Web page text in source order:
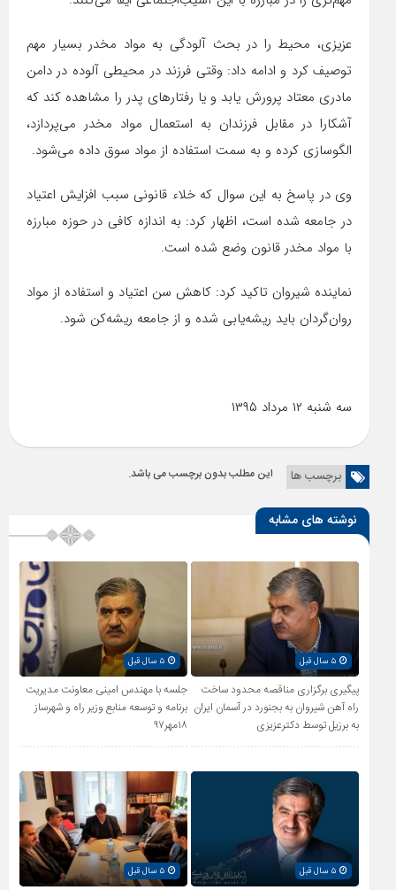
عزیزی، محیط را در بحث آلودگی به مواد مخدر بسیار مهم
توصیف کرد و ادامه داد: وقتی فرزند در محیطی آلوده در دامن
مادری معتاد پرورش یابد و یا رفتارهای پدر را مشاهده کند که
آشکارا در مقابل فرزندان به استعمال مواد مخدر می‌پردازد،
الگوسازی‌ کرده و به سمت استفاده از مواد سوق داده می‌شود.
وی در پاسخ به این سوال که خلاء قانونی سبب افزایش اعتیاد
در جامعه شده است، اظهار کرد: به اندازه کافی در حوزه مبارزه
با مواد مخدر قانون وضع شده است.
نماینده شیروان تاکید کرد: کاهش سن اعتیاد و استفاده از مواد
روان‌گردان باید ریشه‌یابی شده و از جامعه ریشه‌کن شود.
سه شنبه ۱۲ مرداد ۱۳۹۵
برچسب ها این مطلب بدون برچسب می باشد.
نوشته های مشابه
۵ سال قبل
پیگیری برگزاری مناقصه محدود ساخت
راه آهن شیروان به بجنورد در آسمان ایران
به برزیل توسط دکترعزیزی
۵ سال قبل
جلسه با مهندس امینی معاونت مدیریت
برنامه و توسعه منابع وزیر راه و شهرساز
۱۸مهر۹۷
۵ سال قبل ۵ سال قبل